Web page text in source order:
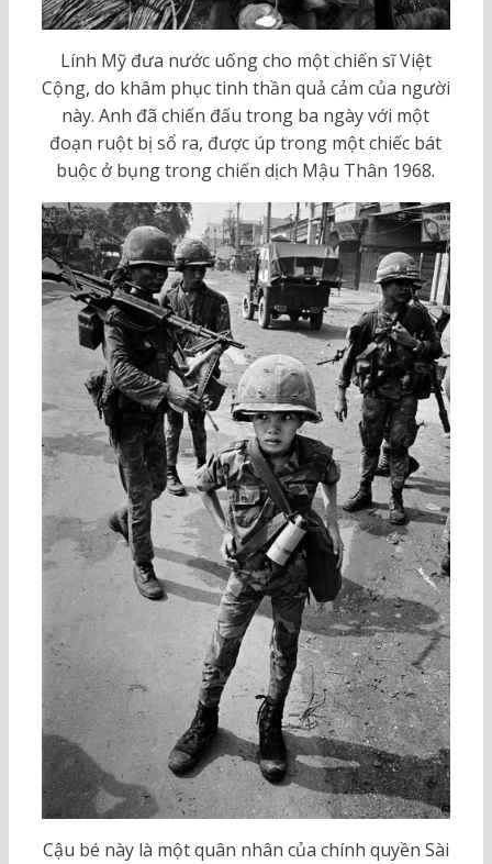
Lính Mỹ đưa nước uống cho một chiến sĩ Việt
Cộng, do khâm phục tinh thần quả cảm của người
này. Anh đã chiến đấu trong ba ngày với một
đoạn ruột bị sổ ra, được úp trong một chiếc bát
buộc ở bụng trong chiến dịch Mậu Thân 1968.
Cậu bé này là một quân nhân của chính quyền Sài